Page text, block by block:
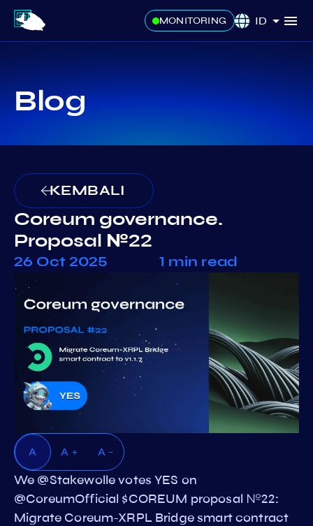
MONITORING ID
Blog
KEMBALI
Coreum governance.
Proposal №22
26 Oct 2025 1 min read
A A + A -
We @Stakewolle votes YES on
@CoreumOfficial $COREUM proposal №22:
Migrate Coreum-XRPL Bridge smart contract